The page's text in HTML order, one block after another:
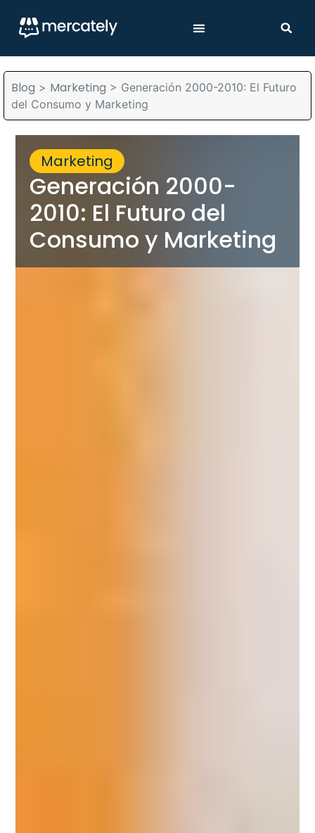
Blog > Marketing > Generación 2000-2010: El Futuro
del Consumo y Marketing
Marketing
Generación 2000-
2010: El Futuro del
Consumo y Marketing